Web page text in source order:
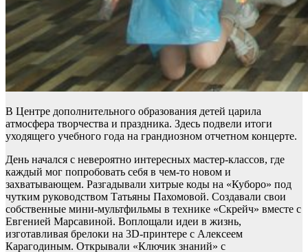
В Центре дополнительного образования детей царила
атмосфера творчества и праздника. Здесь подвели итоги
уходящего учебного года на грандиозном отчетном концерте.
День начался с невероятно интересных мастер-классов, где
каждый мог попробовать себя в чем-то новом и
захватывающем. Разгадывали хитрые коды на «Куборо» под
чутким руководством Татьяны Пахомовой. Создавали свои
собственные мини-мультфильмы в технике «Скрейч» вместе с
Евгенией Марсавиной. Воплощали идеи в жизнь,
изготавливая брелоки на 3D-принтере с Алексеем
Карагодиным. Открывали «Ключик знаний» с